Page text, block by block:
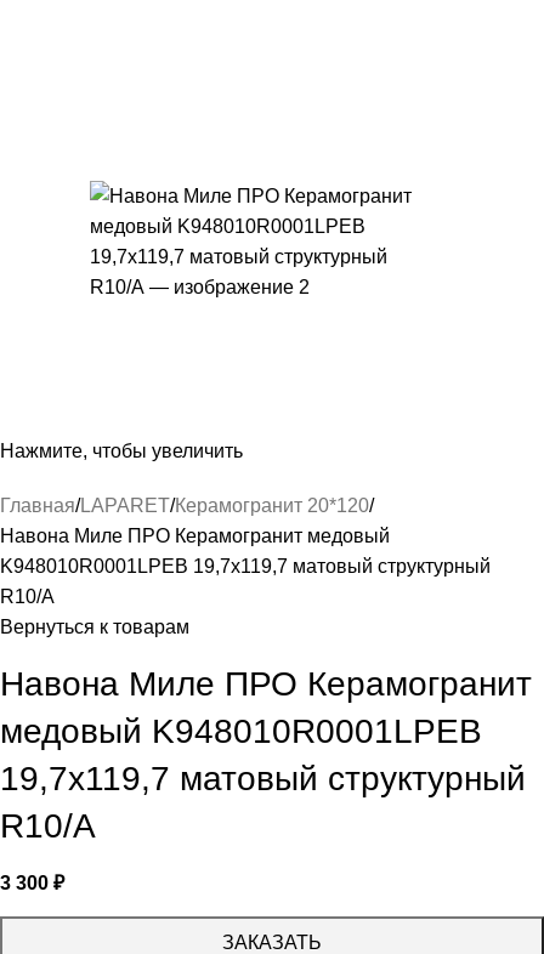
Нажмите, чтобы увеличить
Главная LAPARET Керамогранит 20*120
Навона Миле ПРО Керамогранит медовый
K948010R0001LPEB 19,7х119,7 матовый структурный
R10/A
Вернуться к товарам
Навона Миле ПРО Керамогранит
медовый K948010R0001LPEB
19,7х119,7 матовый структурный
R10/A
3 300 ₽
ЗАКАЗАТЬ